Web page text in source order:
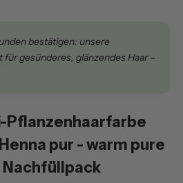
bestätigen: unsere
gesünderes, glänzendes Haar –
Pflanzenhaarfarbe
pur - warm pure